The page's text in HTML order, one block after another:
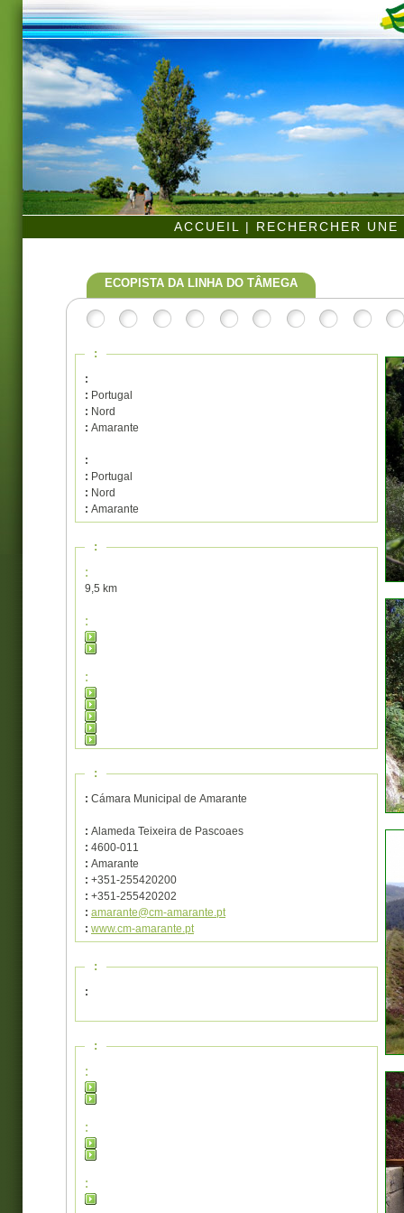
ACCUEIL | RECHERCHER
ECOPISTA DA LINHA DO TÂMEGA
:
:
: Portugal
: Nord
: Amarante
:
: Portugal
: Nord
: Amarante
:
:
9,5 km
:
:
:
: Cámara Municipal de Amarante
: Alameda Teixeira de Pascoaes
: 4600-011
: Amarante
: +351-255420200
: +351-255420202
: amarante@cm-amarante.pt
: www.cm-amarante.pt
:
:
:
:
:
: